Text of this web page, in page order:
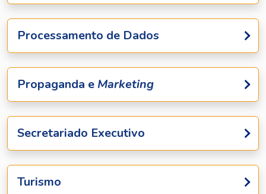
Processamento de Dados
Propaganda e Marketing
Secretariado Executivo
Turismo